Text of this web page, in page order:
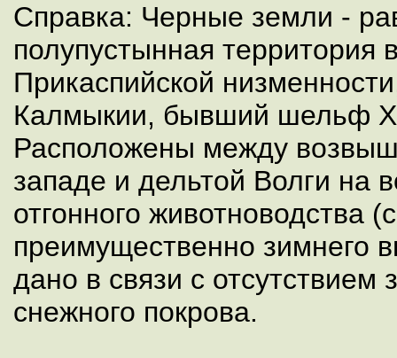
Справка: Черные земли -
полупустынная территория
Прикаспийской
Калмыкии, бывший шельф
Расположены между
западе и дельтой Волги на
отгонного животноводства
преимущественно зимнего
дано в связи с отсутствием
снежного покрова.